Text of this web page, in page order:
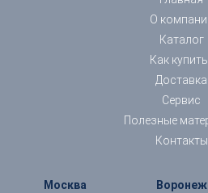
О
Каталог
Как
Доставка
Сервис
Полезные
Контакты
Москва
Воронеж